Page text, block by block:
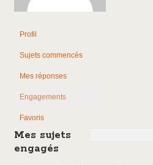
Profil
Sujets commencés
Mes réponses
Engagements
Favoris
Mes sujets
engagés